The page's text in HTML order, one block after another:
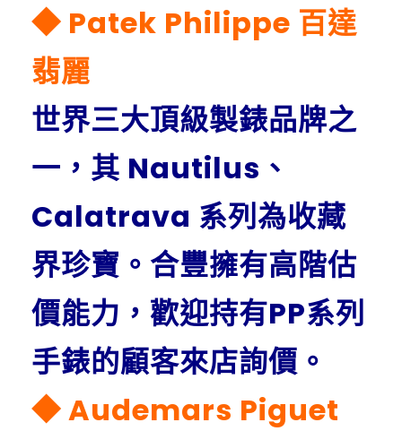
◆ Patek Philippe 百達
翡麗
世界三大頂級製錶品牌之
一，其 Nautilus、
Calatrava 系列為收藏
界珍寶。合豐擁有高階估
價能力，歡迎持有PP系列
手錶的顧客來店詢價。
◆ Audemars Piguet